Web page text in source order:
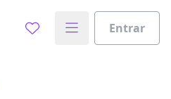
Entrar